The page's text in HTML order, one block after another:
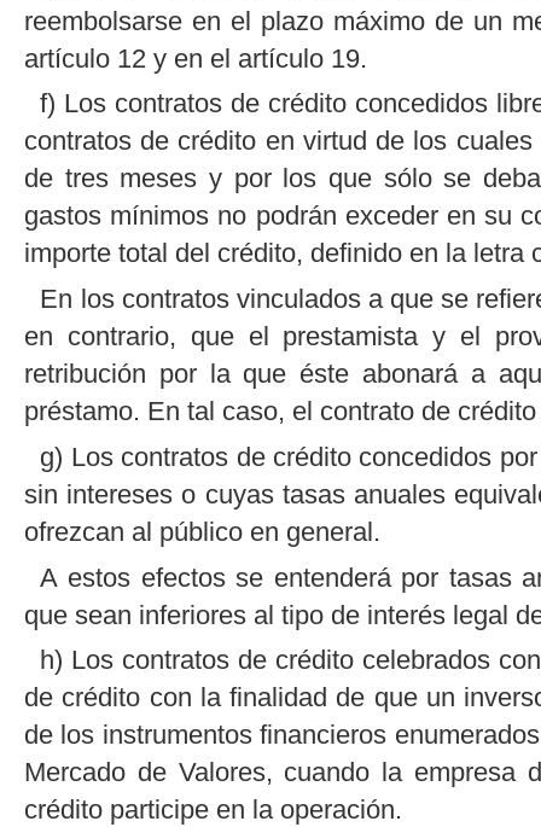
reembolsarse en el plazo máximo de un
artículo 12 y en el artículo 19.
f) Los contratos de crédito concedidos
contratos de crédito en virtud de los
de tres meses y por los que sólo se
gastos mínimos no podrán exceder en su
importe total del crédito, definido en la letra
En los contratos vinculados a que se
en contrario, que el prestamista y el
retribución por la que éste abonará a
préstamo. En tal caso, el contrato de
g) Los contratos de crédito concedidos
sin intereses o cuyas tasas anuales
ofrezcan al público en general.
A estos efectos se entenderá por tasas
que sean inferiores al tipo de interés legal
h) Los contratos de crédito celebrados
de crédito con la finalidad de que un
de los instrumentos financieros
Mercado de Valores, cuando la
crédito participe en la operación.